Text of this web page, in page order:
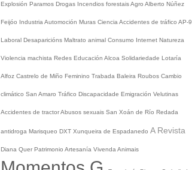
Explosión Paramos Drogas Incendios forestaisAgro Alberto Núñez
Feijóo Industria Automoción Muras Ciencia Accidentes de tráfico AP-9
Laboral Desaparicións Maltrato animal Consumo Internet Natureza
Violencia machista Redes Educación Alcoa Solidariedade Lotaría
Alfoz Castrelo de Miño Feminino Trabada Baleira Roubos Cambio
climático San Amaro Tráfico Discapacidade Emigración Velutinas
Accidentes de tractorAbusos sexuais San Xoán de Río Redada
antidroga Marisqueo DXT Xunqueira de Espadanedo A Revista
Diana Quer Patrimonio Artesanía Vivenda Animais